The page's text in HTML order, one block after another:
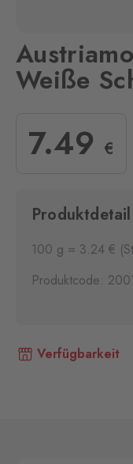
Weiße
7.49 €
Produktdetail
100 g = 3.24 €
Produktcode:
Verfügbarkeit